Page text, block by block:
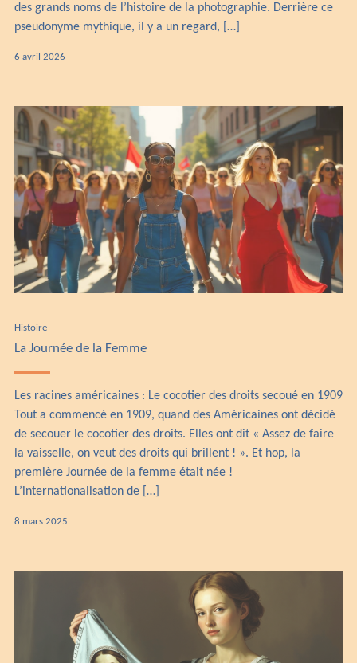
des grands noms de l’histoire de la photographie. Derrière ce
pseudonyme mythique, il y a un regard, […]
6 avril 2026
Histoire
La Journée de la Femme
Les racines américaines : Le cocotier des droits secoué en 1909
Tout a commencé en 1909, quand des Américaines ont décidé
de secouer le cocotier des droits. Elles ont dit « Assez de faire
la vaisselle, on veut des droits qui brillent ! ». Et hop, la
première Journée de la femme était née !
L’internationalisation de […]
8 mars 2025